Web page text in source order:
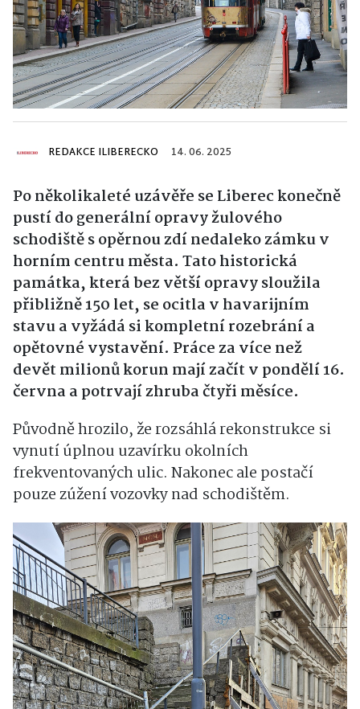
REDAKCE ILIBERECKO 14. 06. 2025
Po několikaleté uzávěře se Liberec konečně
pustí do generální opravy žulového
schodiště s opěrnou zdí nedaleko zámku v
horním centru města. Tato historická
památka, která bez větší opravy sloužila
přibližně 150 let, se ocitla v havarijním
stavu a vyžádá si kompletní rozebrání a
opětovné vystavění. Práce za více než
devět milionů korun mají začít v pondělí 16.
června a potrvají zhruba čtyři měsíce.
Původně hrozilo, že rozsáhlá rekonstrukce si
vynutí úplnou uzavírku okolních
frekventovaných ulic. Nakonec ale postačí
pouze zúžení vozovky nad schodištěm.